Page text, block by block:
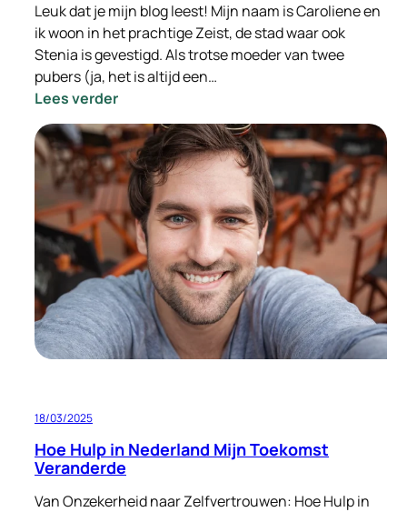
Leuk dat je mijn blog leest! Mijn naam is Caroliene en
ik woon in het prachtige Zeist, de stad waar ook
Stenia is gevestigd. Als trotse moeder van twee
pubers (ja, het is altijd een…
Lees verder:
Hoi,
ik
ben
Caroliene!
18/03/2025
Hoe Hulp in Nederland Mijn Toekomst
Veranderde
Van Onzekerheid naar Zelfvertrouwen: Hoe Hulp in